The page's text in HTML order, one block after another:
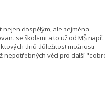
nejen dospělým, ale zejména
se školami a to už od MŠ např.
dnů důležitost možnosti
nepotřebných věcí pro další